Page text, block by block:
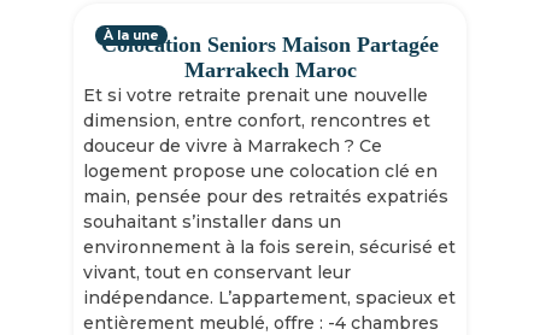
Colocation Seniors Maison Partagée
Marrakech Maroc
Et si votre retraite prenait une nouvelle
dimension, entre confort, rencontres et
douceur de vivre à Marrakech ? Ce
logement propose une colocation clé en
main, pensée pour des retraités expatriés
souhaitant s’installer dans un
environnement à la fois serein, sécurisé et
vivant, tout en conservant leur
indépendance. L’appartement, spacieux et
entièrement meublé, offre : -4 chambres
À la une